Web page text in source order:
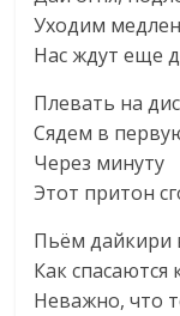
Уходим
Нас ждут еще
Плевать на
Сядем в
Через минуту
Этот притон
Пьём дайкири
Как спасаются
Неважно, что